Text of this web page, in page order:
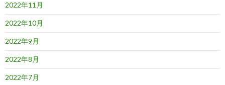
2022年11月
2022年10月
2022年9月
2022年8月
2022年7月